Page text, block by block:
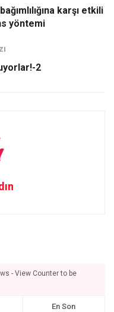
karşı etkili
yöntemi
2
- View Counter to be
En Son